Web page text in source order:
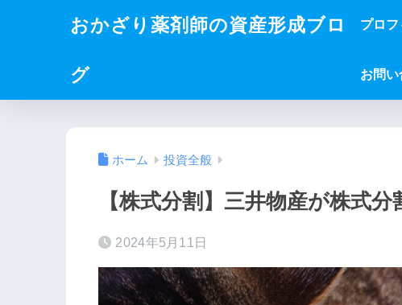
おかざり薬剤師の資産形成ブロ
グ
プロ
お問
ホーム 投資全般
【株式分割】三井物産が株式
2024年5月11日